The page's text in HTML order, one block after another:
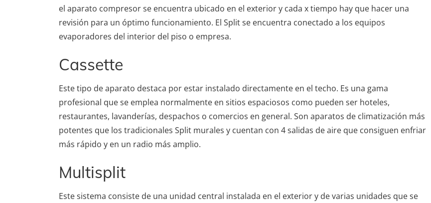
el aparato compresor se encuentra ubicado en el exterior y cada x tiempo hay que hacer una
revisión para un óptimo funcionamiento. El Split se encuentra conectado a los equipos
evaporadores del interior del piso o empresa.
Cassette
Este tipo de aparato destaca por estar instalado directamente en el techo. Es una gama
profesional que se emplea normalmente en sitios espaciosos como pueden ser hoteles,
restaurantes, lavanderías, despachos o comercios en general. Son aparatos de climatización más
potentes que los tradicionales Split murales y cuentan con 4 salidas de aire que consiguen enfriar
más rápido y en un radio más amplio.
Multisplit
Este sistema consiste de una unidad central instalada en el exterior y de varias unidades que se